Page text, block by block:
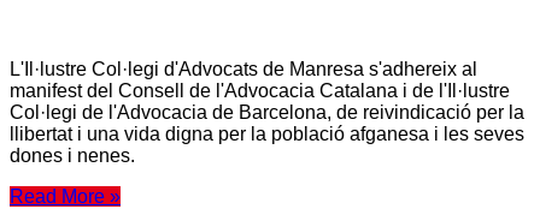
L'Il·lustre Col·legi d'Advocats de Manresa s'adhereix al
manifest del Consell de l'Advocacia Catalana i de l'Il·lustre
Col·legi de l'Advocacia de Barcelona, de reivindicació per la
llibertat i una vida digna per la població afganesa i les seves
dones i nenes.
Read More »